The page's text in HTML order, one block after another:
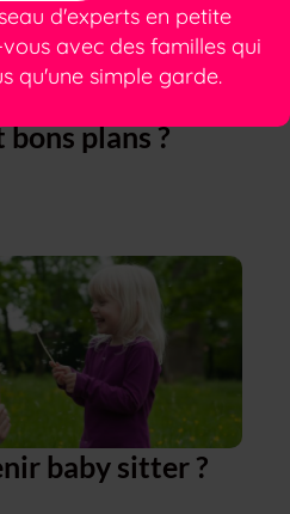
sur les
grâce aux
plans ?
baby sitter ?
d'experts en petite
avec des familles qui
qu'une simple garde.